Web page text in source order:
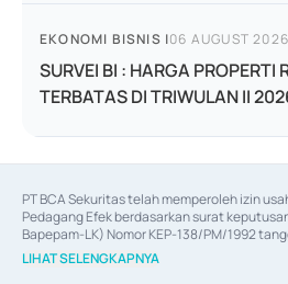
EKONOMI BISNIS |06 AUGUST 2026
SURVEI BI : HARGA PROPERTI
TERBATAS DI TRIWULAN II
PT BCA Sekuritas telah memperoleh izin
Pedagang Efek berdasarkan surat
Bapepam-LK) Nomor KEP-138/PM/1992
06/D.04/2014 tanggal 28 Februari 2014, izin
Efek berdasarkan surat keputusan Otoritas
LIHAT SELENGKAPNYA